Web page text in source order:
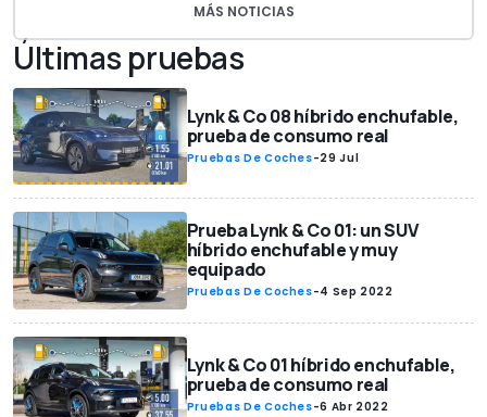
MÁS NOTICIAS
Últimas pruebas
Lynk & Co 08 híbrido enchufable,
prueba de consumo real
Pruebas De Coches-29 Jul
Prueba Lynk & Co 01: un SUV
híbrido enchufable y muy
equipado
Pruebas De Coches-4 Sep 2022
Lynk & Co 01 híbrido enchufable,
prueba de consumo real
Pruebas De Coches-6 Abr 2022